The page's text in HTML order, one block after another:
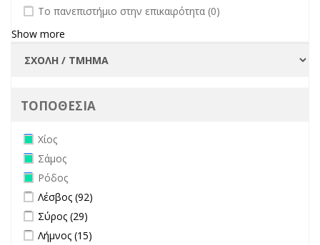
undefined
Το πανεπιστήμιο στην επικαιρότητα (0)
Show more
ΤΟΠΟΘΕΣΙΑ
Remove Χίος filter
Χίος
Remove Σάμος filter
Σάμος
Remove Ρόδος filter
Ρόδος
Apply Λέσβος filter
Λέσβος (92)
Apply Σύρος filter
Σύρος (29)
Apply Λήμνος filter
Λήμνος (15)